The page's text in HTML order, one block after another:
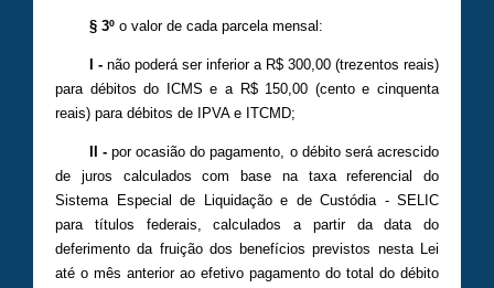
§ 3ºo valor de cada parcela mensal:
I -não poderá ser inferior a R$ 300,00 (trezentos reais)
para débitos do ICMS e a R$ 150,00 (cento e cinquenta
reais) para débitos de IPVA e ITCMD;
II -por ocasião do pagamento, o débito será acrescido
de juros calculados com base na taxa referencial do
Sistema Especial de Liquidação e de Custódia - SELIC
para títulos federais, calculados a partir da data do
deferimento da fruição dos benefícios previstos nesta Lei
até o mês anterior ao efetivo pagamento do total do débito